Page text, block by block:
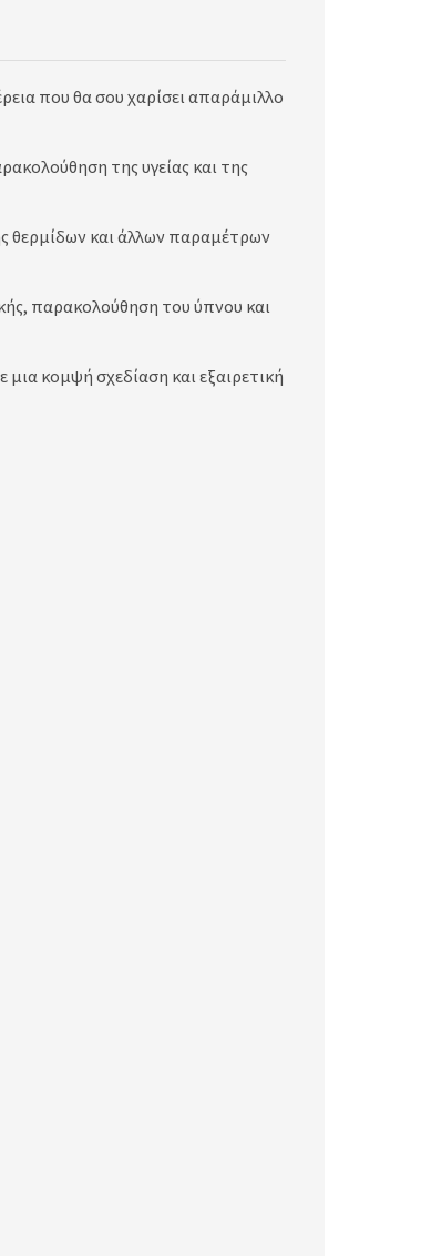
που θα σου χαρίσει απαράμιλλο
της υγείας και της
θερμίδων και άλλων παραμέτρων
παρακολούθηση του ύπνου και
κομψή σχεδίαση και εξαιρετική